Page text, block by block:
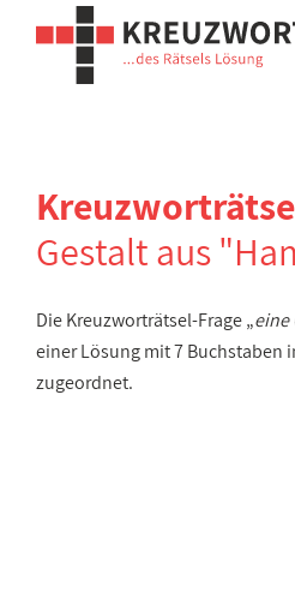
Gestalt aus
Die Kreuzworträtsel-Frage „eine
einer Lösung mit 7 Buchstaben
zugeordnet.